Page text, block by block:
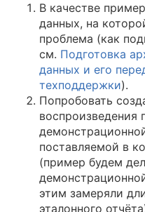
В качестве
данных, на
проблема (как
см. Подготовка
данных и его
техподдержки).
Попробовать
воспроизведения
поставляемой в
(пример будем
этим замеряли
эталонного